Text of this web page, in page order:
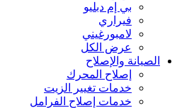
بي إم دبليو
فيراري
لامبورغيني
عرض الكل
الصيانة والإصلاح
إصلاح المحرك
خدمات تغيير الزيت
خدمات إصلاح الفرامل